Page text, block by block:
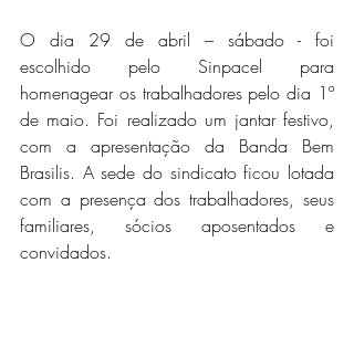
O dia 29 de abril – sábado - foi
escolhido pelo Sinpacel para
homenagear os trabalhadores pelo dia 1º
de maio. Foi realizado um jantar festivo,
com a apresentação da Banda Bem
Brasilis. A sede do sindicato ficou lotada
com a presença dos trabalhadores, seus
familiares, sócios aposentados e
convidados.